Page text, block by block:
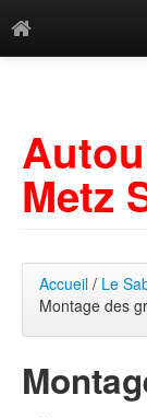
Mots-clés
Metz
Accueil / Le
Montage des